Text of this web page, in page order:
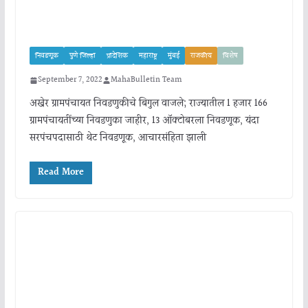
निवडणूक पुणे जिल्हा प्रादेशिक महाराष्ट्र मुंबई राजकीय विशेष
September 7, 2022 MahaBulletin Team
अखेर ग्रामपंचायत निवडणुकीचे बिगुल वाजले; राज्यातील 1 हजार 166
ग्रामपंचायतींच्या निवडणुका जाहीर, 13 ऑक्टोबरला निवडणूक, यंदा
सरपंचपदासाठी थेट निवडणूक, आचारसंहिता झाली
Read More